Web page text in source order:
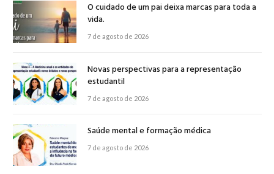
O cuidado de um pai deixa marcas para toda a
vida.
7 de agosto de 2026
Novas perspectivas para a representação
estudantil
7 de agosto de 2026
Saúde mental e formação médica
7 de agosto de 2026